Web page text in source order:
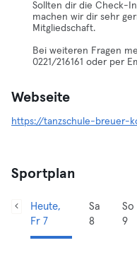
Sollten dir die Check-
machen wir dir sehr
Mitgliedschaft.
Bei weiteren Fragen
0221/216161 oder per
Webseite
https://tanzschule-breuer-
Sportplan
Heute,
Fr 7
Sa
8
So
9